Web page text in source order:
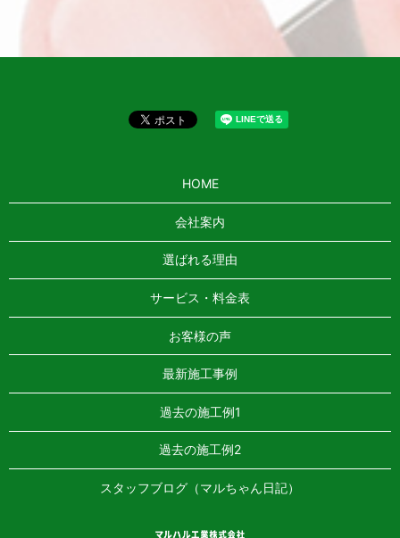
HOME
会社案内
選ばれる理由
サービス・料金表
お客様の声
最新施工事例
過去の施工例1
過去の施工例2
スタッフブログ（マルちゃん日記）